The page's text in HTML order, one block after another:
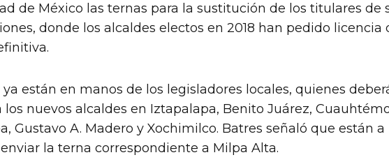
de México las ternas para la sustitución de los titulares de
donde los alcaldes electos en 2018 han pedido licencia
ya están en manos de los legisladores locales, quienes
los nuevos alcaldes en Iztapalapa, Benito Juárez,
Gustavo A. Madero y Xochimilco. Batres señaló que están a
la terna correspondiente a Milpa Alta.